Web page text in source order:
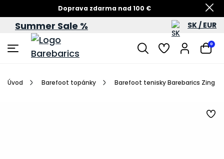
Doprava zdarma nad 100 €
Summer Sale – zľavy až do 60 %
Summer Sale % SK / EUR
0
Úvod Barefoot topánky Barefoot tenisky Barebarics Zing